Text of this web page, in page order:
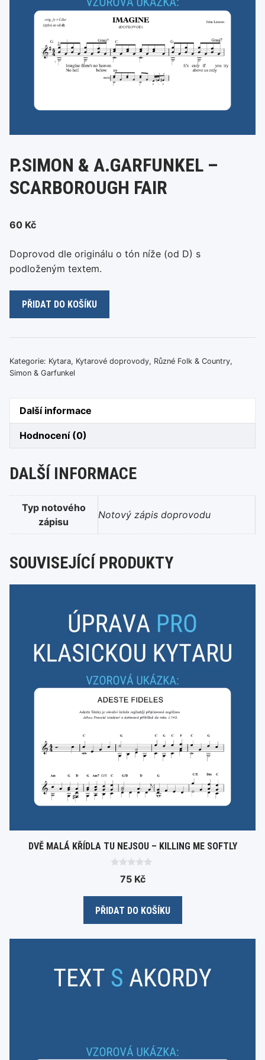
P.SIMON & A.GARFUNKEL –
SCARBOROUGH FAIR
60 Kč
Doprovod dle originálu o tón níže (od D) s
podloženým textem.
P.Simon
–
Scarborough
Fair
PŘIDAT DO KOŠÍKU
Kategorie: Kytara, Kytarové doprovody, Různé Folk & Country,
Simon & Garfunkel
Další informace
Hodnocení (0)
DALŠÍ INFORMACE
Typ notového
zápisu
Notový zápis doprovodu
SOUVISEJÍCÍ PRODUKTY
DVĚ MALÁ KŘÍDLA TU NEJSOU – KILLING ME SOFTLY
t
f
75 Kč
PŘIDAT DO KOŠÍKU